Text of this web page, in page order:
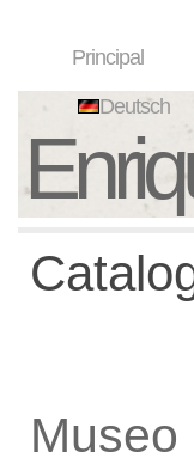
Principal
Deutsch
Museo